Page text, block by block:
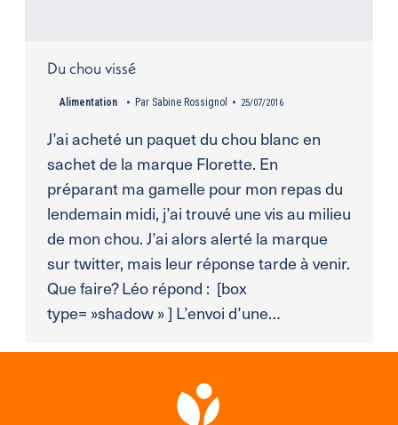
Du chou vissé
Alimentation Par Sabine Rossignol 25/07/2016
J’ai acheté un paquet du chou blanc en
sachet de la marque Florette. En
préparant ma gamelle pour mon repas du
lendemain midi, j’ai trouvé une vis au milieu
de mon chou. J’ai alors alerté la marque
sur twitter, mais leur réponse tarde à venir.
Que faire? Léo répond : [box
type= »shadow » ] L’envoi d’une…